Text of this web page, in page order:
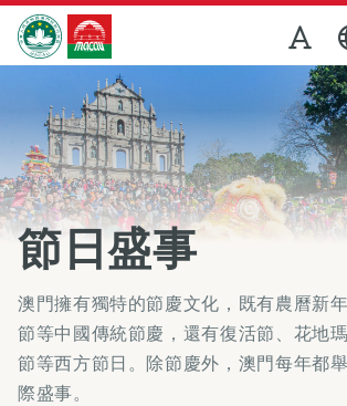
跳至主内容
澳門特別行政區政府旅遊局
節日盛事
澳門擁有獨特的節慶文化，既有農曆新
節等中國傳統節慶，還有復活節、花地
節等西方節日。除節慶外，澳門每年都
際盛事。